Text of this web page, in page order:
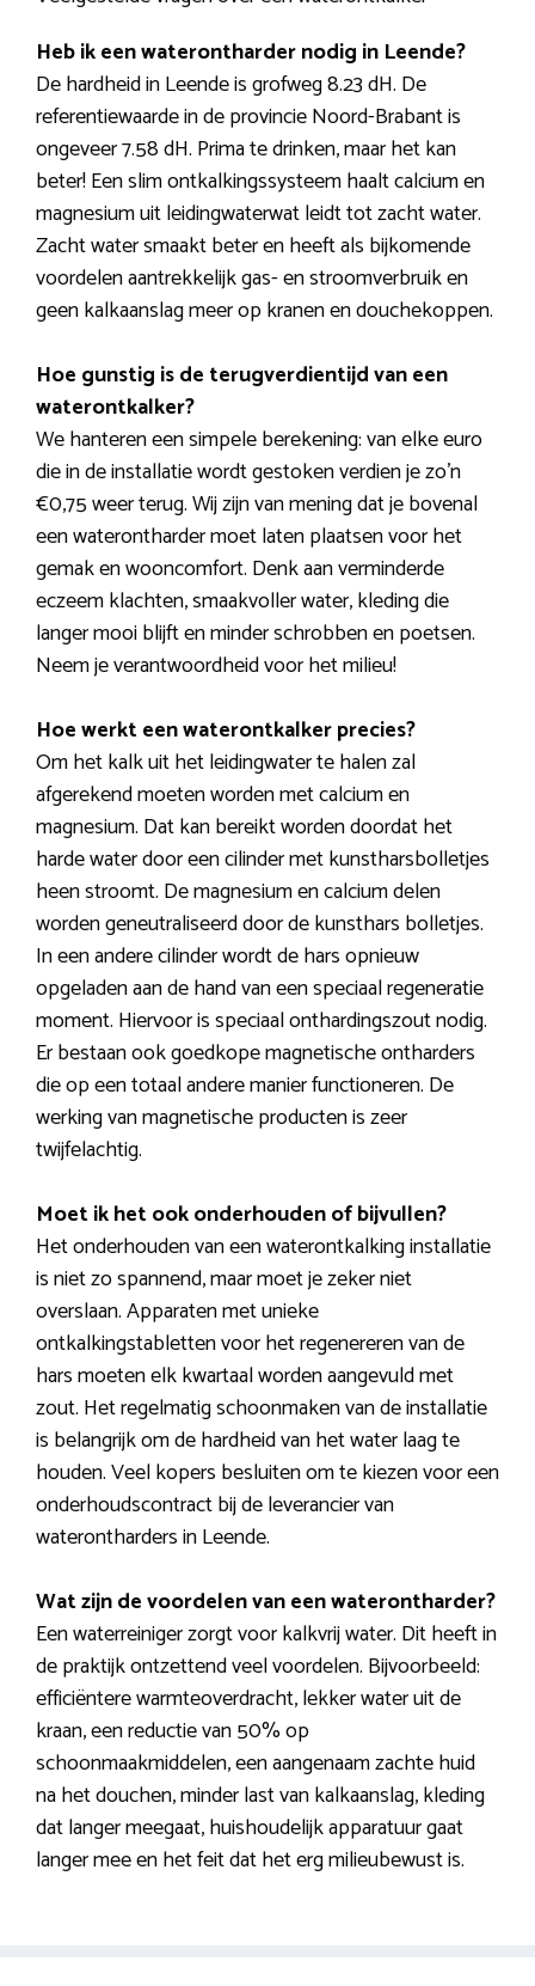
Heb ik een waterontharder nodig in Leende?
De hardheid in Leende is grofweg 8.23 dH. De
referentiewaarde in de provincie Noord-Brabant is
ongeveer 7.58 dH. Prima te drinken, maar het kan
beter! Een slim ontkalkingssysteem haalt calcium en
magnesium uit leidingwaterwat leidt tot zacht water.
Zacht water smaakt beter en heeft als bijkomende
voordelen aantrekkelijk gas- en stroomverbruik en
geen kalkaanslag meer op kranen en douchekoppen.
Hoe gunstig is de terugverdientijd van een
waterontkalker?
We hanteren een simpele berekening: van elke euro
die in de installatie wordt gestoken verdien je zo’n
€0,75 weer terug. Wij zijn van mening dat je bovenal
een waterontharder moet laten plaatsen voor het
gemak en wooncomfort. Denk aan verminderde
eczeem klachten, smaakvoller water, kleding die
langer mooi blijft en minder schrobben en poetsen.
Neem je verantwoordheid voor het milieu!
Hoe werkt een waterontkalker precies?
Om het kalk uit het leidingwater te halen zal
afgerekend moeten worden met calcium en
magnesium. Dat kan bereikt worden doordat het
harde water door een cilinder met kunstharsbolletjes
heen stroomt. De magnesium en calcium delen
worden geneutraliseerd door de kunsthars bolletjes.
In een andere cilinder wordt de hars opnieuw
opgeladen aan de hand van een speciaal regeneratie
moment. Hiervoor is speciaal onthardingszout nodig.
Er bestaan ook goedkope magnetische ontharders
die op een totaal andere manier functioneren. De
werking van magnetische producten is zeer
twijfelachtig.
Moet ik het ook onderhouden of bijvullen?
Het onderhouden van een waterontkalking installatie
is niet zo spannend, maar moet je zeker niet
overslaan. Apparaten met unieke
ontkalkingstabletten voor het regenereren van de
hars moeten elk kwartaal worden aangevuld met
zout. Het regelmatig schoonmaken van de installatie
is belangrijk om de hardheid van het water laag te
houden. Veel kopers besluiten om te kiezen voor een
onderhoudscontract bij de leverancier van
waterontharders in Leende.
Wat zijn de voordelen van een waterontharder?
Een waterreiniger zorgt voor kalkvrij water. Dit heeft in
de praktijk ontzettend veel voordelen. Bijvoorbeeld:
efficiëntere warmteoverdracht, lekker water uit de
kraan, een reductie van 50% op
schoonmaakmiddelen, een aangenaam zachte huid
na het douchen, minder last van kalkaanslag, kleding
dat langer meegaat, huishoudelijk apparatuur gaat
langer mee en het feit dat het erg milieubewust is.